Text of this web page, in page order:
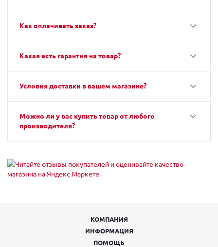
Как оплачивать заказ?
Какая есть гарантия на товар?
Условия доставки в вашем магазине?
Можно ли у вас купить товар от любого
производителя?
КОМПАНИЯ
ИНФОРМАЦИЯ
ПОМОЩЬ